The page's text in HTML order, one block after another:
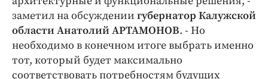
Медиаперсона
Интересное чтиво
Клиника года
Бренд года
заметил на обсуждении губернатор Калужской
области Анатолий АРТАМОНОВ. - Но
необходимо в конечном итоге выбрать именно
тот, который будет максимально
соответствовать потребностям будущих